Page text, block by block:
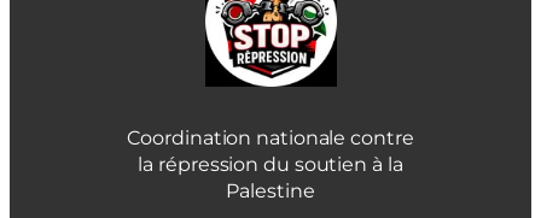
Coordination nationale contre
la répression du soutien à la
Palestine